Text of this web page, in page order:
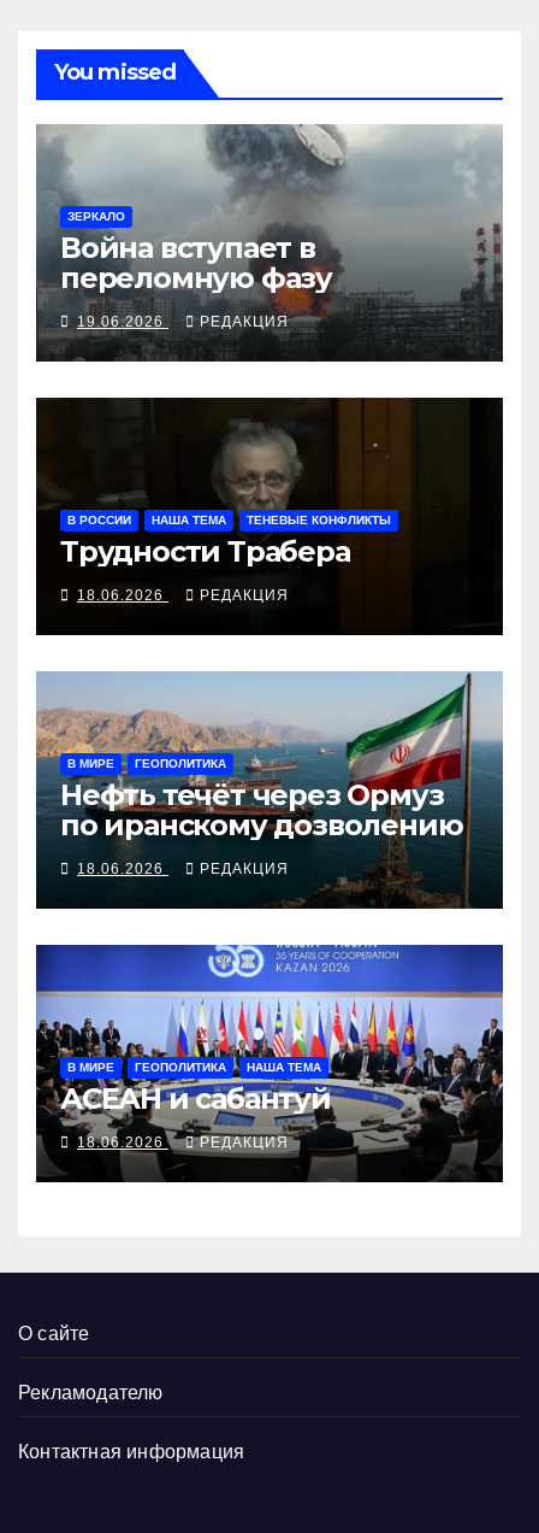
You missed
ЗЕРКАЛО
Война вступает в
переломную фазу
19.06.2026 РЕДАКЦИЯ
В РОССИИ НАША ТЕМА ТЕНЕВЫЕ КОНФЛИКТЫ
Трудности Трабера
18.06.2026 РЕДАКЦИЯ
В МИРЕ ГЕОПОЛИТИКА
Нефть течёт через Ормуз
по иранскому дозволению
18.06.2026 РЕДАКЦИЯ
В МИРЕ ГЕОПОЛИТИКА НАША ТЕМА
АСЕАН и сабантуй
18.06.2026 РЕДАКЦИЯ
О сайте
Рекламодателю
Контактная информация